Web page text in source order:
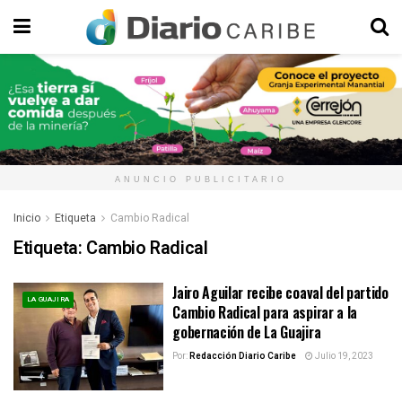
ANUNCIO PUBLICITARIO
Inicio Etiqueta Cambio Radical
Etiqueta: Cambio Radical
LA GUAJIRA
Jairo Aguilar recibe coaval del partido
Cambio Radical para aspirar a la
gobernación de La Guajira
Por:Redacción Diario Caribe Julio 19, 2023